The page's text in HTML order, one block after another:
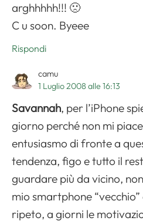
arghhhhh!!! 🙁
C u soon. Byeee
Rispondi
camu
1 Luglio 2008 alle 16:13
Savannah, per l’iPhone
giorno perché non mi
entusiasmo di fronte a
tendenza, figo e tutto il
guardare più da vicino,
mio smartphone
ripeto, a giorni le